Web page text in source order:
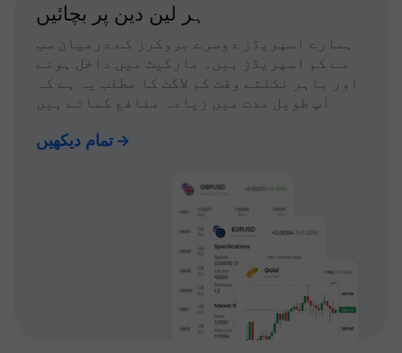
ہر لین دین پر بچائیں
ہمارے اسپریڈز دوسرے بروکرز کے درمیان سب
سے کم اسپریڈز ہیں۔ مارکیٹ میں داخل ہونے
اور باہر نکلتے وقت کم لاگت کا مطلب یہ ہے کہ
آپ طویل مدت میں زیادہ منافع کماتے ہیں
تمام دیکھیں